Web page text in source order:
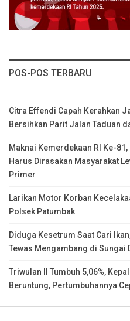
POS-POS TERBARU
Citra Effendi Capah Kerahkan
Bersihkan Parit Jalan Taduan
Maknai Kemerdekaan RI Ke-
Harus Dirasakan Masyarakat
Primer
Larikan Motor Korban
Polsek Patumbak
Diduga Kesetrum Saat Cari
Tewas Mengambang di Sungai
Triwulan II Tumbuh 5,06%,
Beruntung, Pertumbuhannya